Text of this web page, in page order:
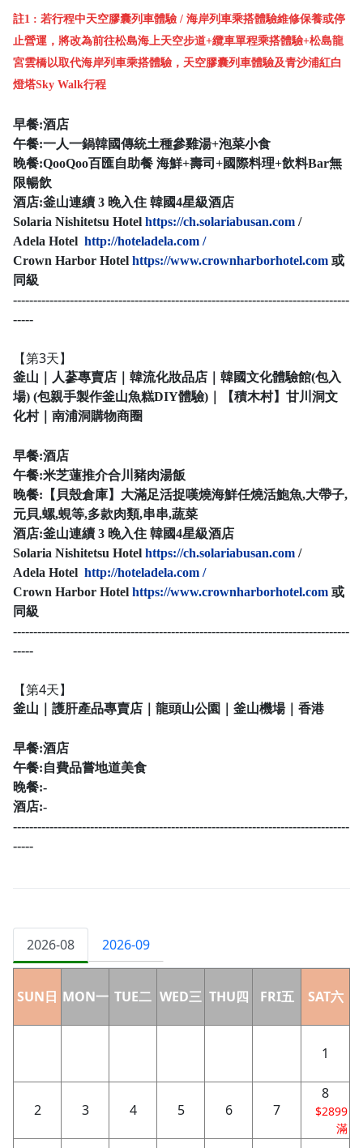
註1 : 若行程中天空膠囊列車體驗 / 海岸列車乘搭體驗維修保養或停
止營運，將改為前往松島海上天空步道+纜車單程乘搭體驗+松島龍
宮雲橋以取代海岸列車乘搭體驗，天空膠囊列車體驗及青沙浦紅白
燈塔Sky Walk行程
早餐:酒店
午餐:一人一鍋韓國傳統土種參雞湯+泡菜小食
晚餐:QooQoo百匯自助餐 海鮮+壽司+國際料理+飲料Bar無
限暢飲
酒店:釜山連續 3 晚入住 韓國4星級酒店
Solaria Nishitetsu Hotel https://ch.solariabusan.com /
Adela Hotel http://hoteladela.com /
Crown Harbor Hotel https://www.crownharborhotel.com 或
同級
-----------------------------------------------------------------------------------
-----
【第3天】
釜山｜人蔘專賣店｜韓流化妝品店｜韓國文化體驗館(包入
場) (包親手製作釜山魚糕DIY體驗)｜【積木村】甘川洞文
化村｜南浦洞購物商圈
早餐:酒店
午餐:米芝蓮推介合川豬肉湯飯
晚餐: 【貝殼倉庫】大滿足活捉嘆燒海鮮任燒活鮑魚,大帶子,
元貝,螺,蜆等,多款肉類,串串,蔬菜
酒店:釜山連續 3 晚入住 韓國4星級酒店
Solaria Nishitetsu Hotel https://ch.solariabusan.com /
Adela Hotel http://hoteladela.com /
Crown Harbor Hotel https://www.crownharborhotel.com 或
同級
-----------------------------------------------------------------------------------
-----
【第4天】
釜山｜護肝產品專賣店｜龍頭山公園｜釜山機場｜香港
早餐:酒店
午餐:自費品嘗地道美食
晚餐:-
酒店:-
-----------------------------------------------------------------------------------
-----
2026-08 2026-09
SUN日 MON一 TUE二 WED三 THU四 FRI五 SAT六
1
2 3 4 5 6 7
8
$2899
滿